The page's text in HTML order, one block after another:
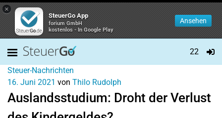
×
SteuerGo App
forium GmbH
kostenlos - In Google Play
Ansehen
22
Steuer-Nachrichten
16. Juni 2021 von Thilo Rudolph
Auslandsstudium: Droht der Verlust